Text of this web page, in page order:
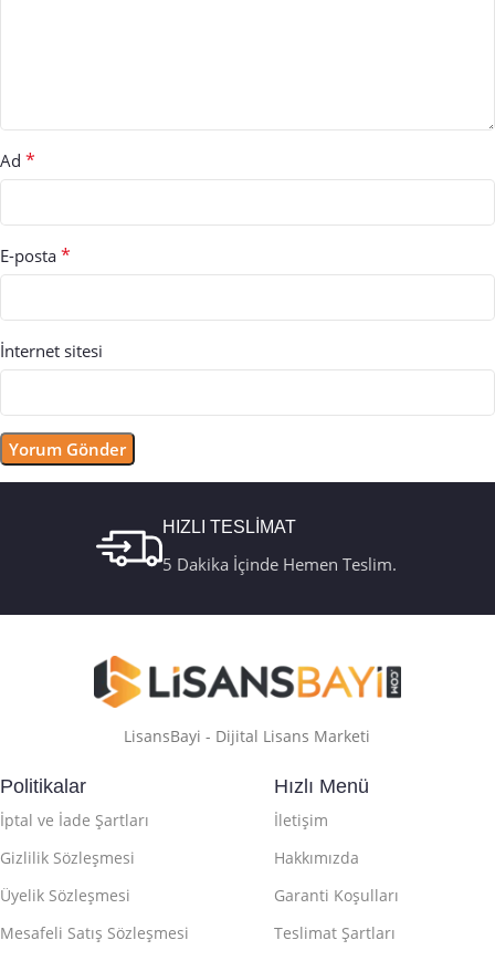
Ad *
E-posta *
İnternet sitesi
HIZLI TESLİMAT
5 Dakika İçinde Hemen Teslim.
LisansBayi - Dijital Lisans Marketi
Politikalar
İptal ve İade Şartları
Gizlilik Sözleşmesi
Üyelik Sözleşmesi
Mesafeli Satış Sözleşmesi
Hızlı Menü
İletişim
Hakkımızda
Garanti Koşulları
Teslimat Şartları